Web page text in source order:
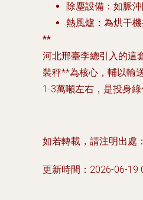
除塵設備 ：如脈
熱風爐 ：為烘干
**
河北邢臺李總引入的這
裝秤**為核心，輔以輸
1-3萬噸左右，是投身
如若轉載，請注明出處
更新時間：2026-06-19